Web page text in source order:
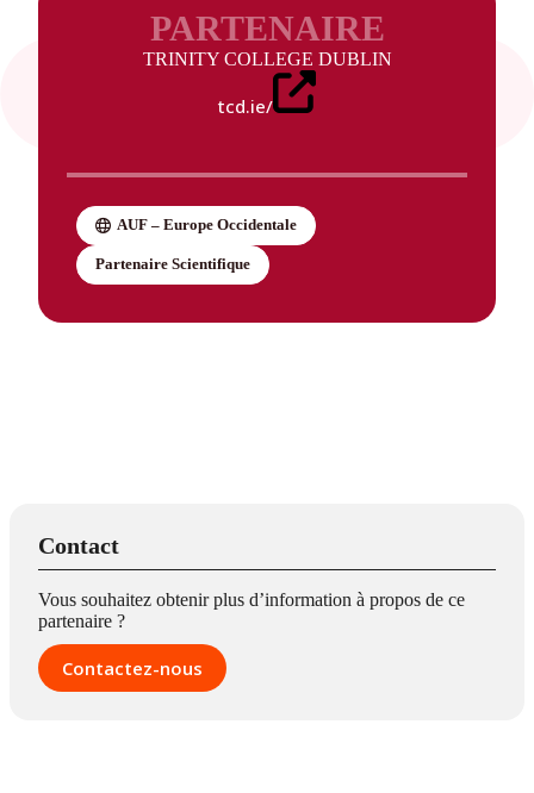
PARTENAIRE
TRINITY COLLEGE DUBLIN
tcd.ie/
AUF – Europe Occidentale
Partenaire Scientifique
Contact
Vous souhaitez obtenir plus d’information à propos de ce
partenaire ?
Contactez-nous